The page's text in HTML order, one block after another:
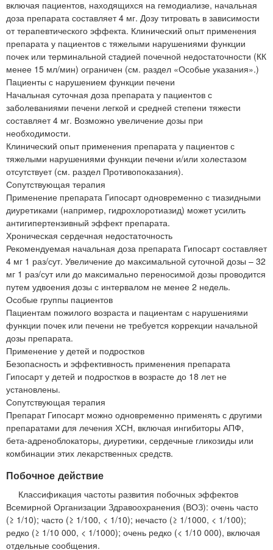
включая пациентов, находящихся на гемодиализе, начальная
доза препарата составляет 4 мг. Дозу титровать в зависимости
от терапевтического эффекта. Клинический опыт применения
препарата у пациентов с тяжелыми нарушениями функции
почек или терминальной стадией почечной недостаточности (КК
менее 15 мл/мин) ограничен (см. раздел «Особые указания».)
Пациенты с нарушением функции печени
Начальная суточная доза препарата у пациентов с
заболеваниями печени легкой и средней степени тяжести
составляет 4 мг. Возможно увеличение дозы при
необходимости.
Клинический опыт применения препарата у пациентов с
тяжелыми нарушениями функции печени и/или холестазом
отсутствует (см. раздел Противопоказания).
Сопутствующая терапия
Применение препарата Гипосарт одновременно с тиазидными
диуретиками (например, гидрохлоротиазид) может усилить
антигипертензивный эффект препарата.
Хроническая сердечная недостаточность
Рекомендуемая начальная доза препарата Гипосарт составляет
4 мг 1 раз/сут. Увеличение до максимальной суточной дозы – 32
мг 1 раз/сут или до максимально переносимой дозы проводится
путем удвоения дозы с интервалом не менее 2 недель.
Особые группы пациентов
Пациентам пожилого возраста и пациентам с нарушениями
функции почек или печени не требуется коррекции начальной
дозы препарата.
Применение у детей и подростков
Безопасность и эффективность применения препарата
Гипосарт у детей и подростков в возрасте до 18 лет не
установлены.
Сопутствующая терапия
Препарат Гипосарт можно одновременно применять с другими
препаратами для лечения ХСН, включая ингибиторы АПФ,
бета-адреноблокаторы, диуретики, сердечные гликозиды или
комбинации этих лекарственных средств.
Побочное действие
Классификация частоты развития побочных эффектов
Всемирной Организации Здравоохранения (ВОЗ): очень часто
(≥ 1/10); часто (≥ 1/100, < 1/10); нечасто (≥ 1/1000, < 1/100);
редко (≥ 1/10 000, < 1/1000); очень редко (< 1/10 000), включая
отдельные сообщения.